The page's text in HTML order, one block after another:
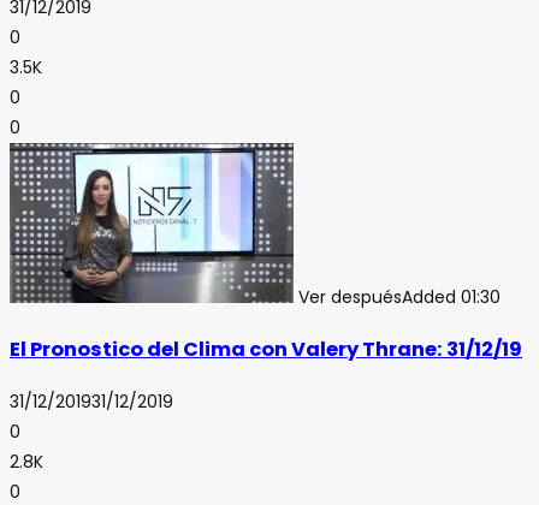
31/12/2019
0
3.5K
0
0
Ver despuésAdded 01:30
El Pronostico del Clima con Valery Thrane: 31/12/19
31/12/201931/12/2019
0
2.8K
0